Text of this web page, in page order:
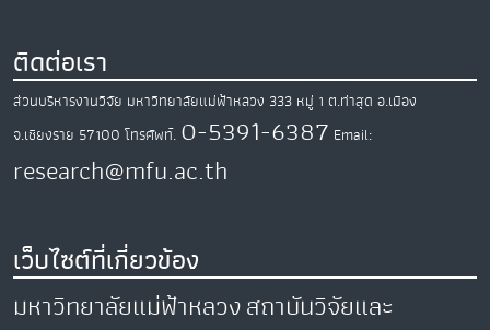
ติดต่อเรา
ส่วนบริหารงานวิจัย มหาวิทยาลัยแม่ฟ้าหลวง 333 หมู่ 1 ต.ท่าสุด อ.เมือง
จ.เชียงราย 57100 โทรศัพท์. 0-5391-6387 Email:
research@mfu.ac.th
เว็บไซต์ที่เกี่ยวข้อง
มหาวิทยาลัยแม่ฟ้าหลวงสถาบันวิจัยและ